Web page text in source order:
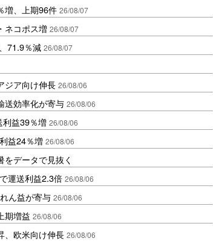
増、上期96件 26/08/07
ネコポス増 26/08/07
71.9％減 26/08/07
ジア向け伸長 26/08/06
送効率化が寄与 26/08/06
利益39％増 26/08/06
益24％増 26/08/06
データで見抜く
運送利益2.3倍 26/08/06
ん益が寄与 26/08/06
期増益 26/08/06
、欧米向け伸長 26/08/06